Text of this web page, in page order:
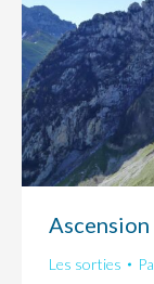
Les sorties